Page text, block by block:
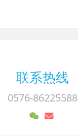
联系热线
0576-86225588